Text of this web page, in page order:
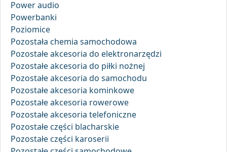
Power audio
Powerbanki
Poziomice
Pozostała chemia samochodowa
Pozostałe akcesoria do elektronarzędzi
Pozostałe akcesoria do piłki nożnej
Pozostałe akcesoria do samochodu
Pozostałe akcesoria kominkowe
Pozostałe akcesoria rowerowe
Pozostałe akcesoria telefoniczne
Pozostałe części blacharskie
Pozostałe części karoserii